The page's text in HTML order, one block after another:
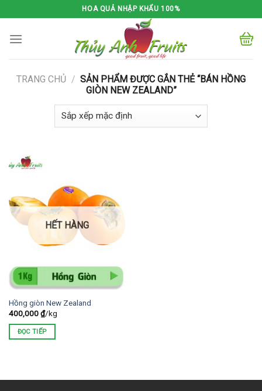
to
content
HOA QUẢ NHẬP KHẨU 100%
TRANG CHỦ / SẢN PHẨM ĐƯỢC GẮN THẺ “BÁN HỒNG
GIÒN NEW ZEALAND”
HẾT HÀNG
Hồng giòn New Zealand
400,000₫/kg
ĐỌC TIẾP